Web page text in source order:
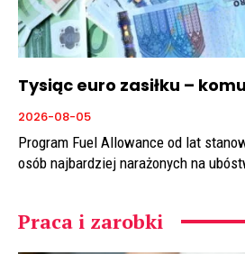
Tysiąc euro zasiłku –
2026-08-05
Program Fuel Allowance od lat
osób najbardziej narażonych na
Praca i zarobki